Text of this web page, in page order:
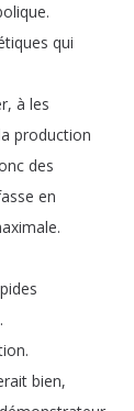
.
qui
, à les
production
des
en
.
.
.
bien,